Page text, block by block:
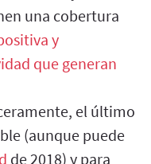
una cobertura
y
que generan
el último
(aunque puede
de 2018) y para